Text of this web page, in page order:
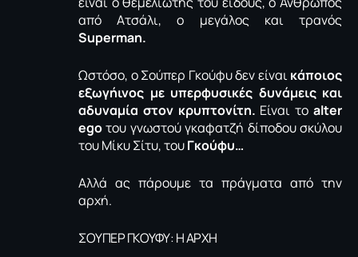
από Ατσάλι, ο μεγάλος και τρανός
Superman.
Ωστόσο, ο Σούπερ Γκούφυ δεν είναι κάποιος
εξωγήινος με υπερφυσικές δυνάμεις και
αδυναμία στον κρυπτονίτη. Είναι τοalter
egoτου γνωστού γκαφατζή δίποδου σκύλου
του Μίκυ Σίτυ, τουΓκούφυ…
Αλλά ας πάρουμε τα πράγματα από την
αρχή.
ΣΟΥΠΕΡ ΓΚΟΥΦΥ: Η ΑΡΧΗ